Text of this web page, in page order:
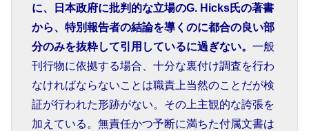
に、日本政府に批判的な立場のG. Hicks氏の著書
から、特別報告者の結論を導くのに都合の良い部
分のみを抜粋して引用しているに過ぎない。 一般
刊行物に依拠する場合、十分な裏付け調査を行わ
なければならないことは職責上当然のことだが検
証が行われた形跡がない。その上主観的な誇張を
加えている。無責任かつ予断に満ちた付属文書は